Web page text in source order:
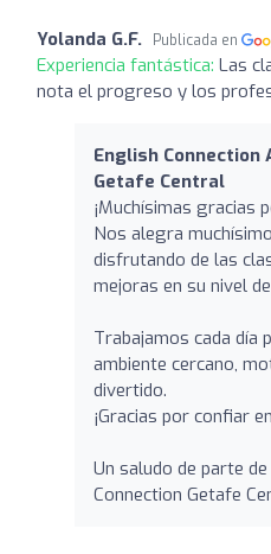
Yolanda G.F. Publicada en
Experiencia fantástica: Las
nota el progreso y los
English Connection
Getafe Central
¡Muchísimas gracias
Nos alegra
disfrutando de las
mejoras en su nivel
Trabajamos cada día
ambiente cercano,
divertido.
¡Gracias por confiar
Un saludo de parte
Connection Getafe